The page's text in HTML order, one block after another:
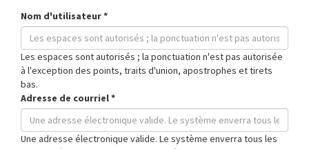
Nom d'utilisateur*
Les espaces sont autorisés ; la ponctuation n'est pas autorisée
à l'exception des points, traits d'union, apostrophes et tirets
bas.
Adresse de courriel*
Une adresse électronique valide. Le système enverra tous les